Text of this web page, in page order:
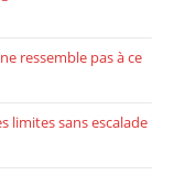
ressemble pas à ce
limites sans escalade